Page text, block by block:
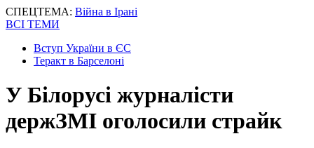
СПЕЦТЕМА: Війна в Ірані
ВСІ ТЕМИ
Вступ України в ЄС
Теракт в Барселоні
У Білорусі журналісти
держЗМІ оголосили страйк